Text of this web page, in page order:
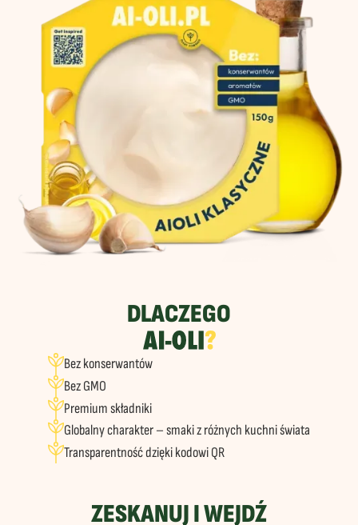
DLACZEGO
AI-OLI?
Bez konserwantów
Bez GMO
Premium składniki
Globalny charakter – smaki z różnych kuchni świata
Transparentność dzięki kodowi QR
ZESKANUJ I WEJDŹ